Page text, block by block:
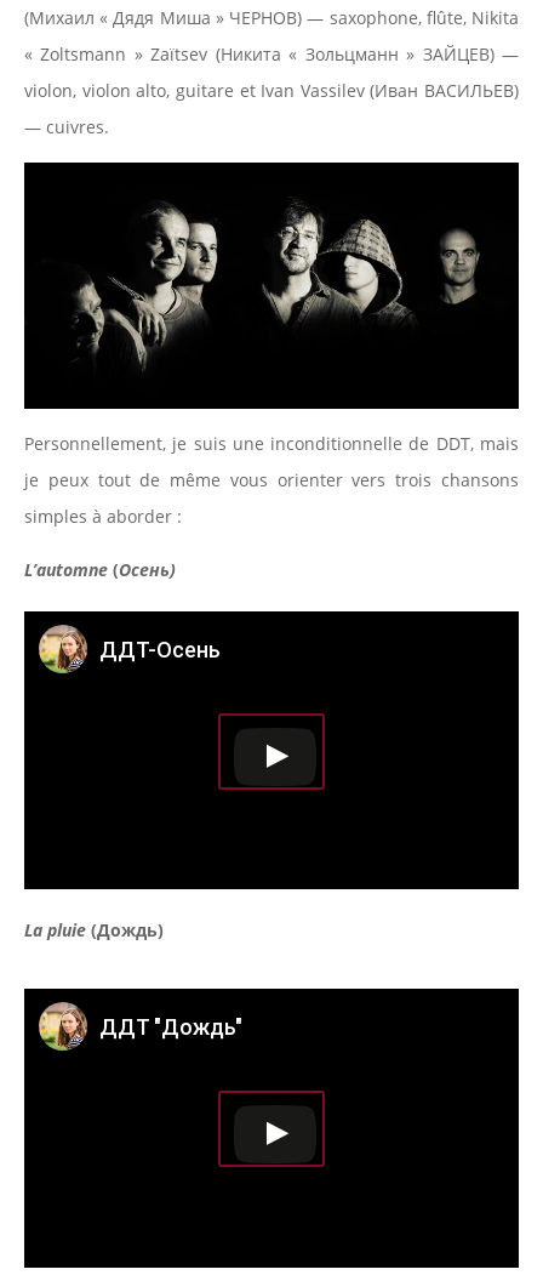
(Михаил « Дядя Миша » ЧЕРНОВ) — saxophone, flûte, Nikita
« Zoltsmann » Zaïtsev (Никита « Зольцманн » ЗАЙЦЕВ) —
violon, violon alto, guitare et Ivan Vassilev (Иван ВАСИЛЬЕВ)
— cuivres.
Personnellement, je suis une inconditionnelle de DDT, mais
je peux tout de même vous orienter vers trois chansons
simples à aborder :
L’automne (Осень)
ДДТ-Осень
La pluie (Дождь)
ДДТ "Дождь"